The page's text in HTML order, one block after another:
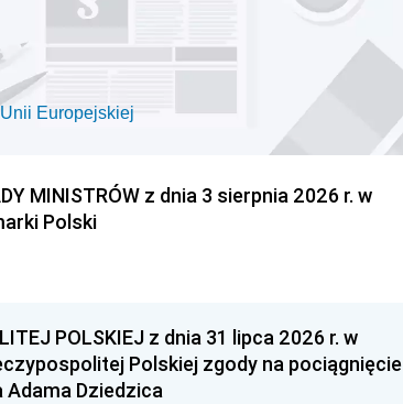
Europejskiej
MINISTRÓW z dnia 3 sierpnia 2026 r. w
Polski
POLSKIEJ z dnia 31 lipca 2026 r. w
Polskiej zgody na pociągnięcie
Dziedzica